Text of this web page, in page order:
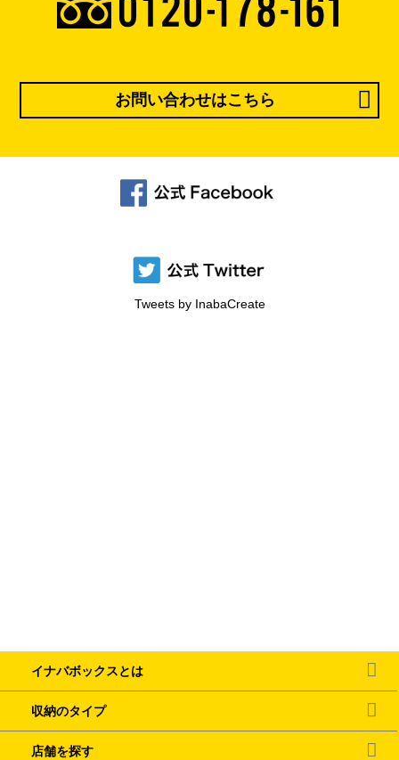
お問い合わせはこちら
Tweets by InabaCreate
イナバボックスとは
収納のタイプ
店舗を探す